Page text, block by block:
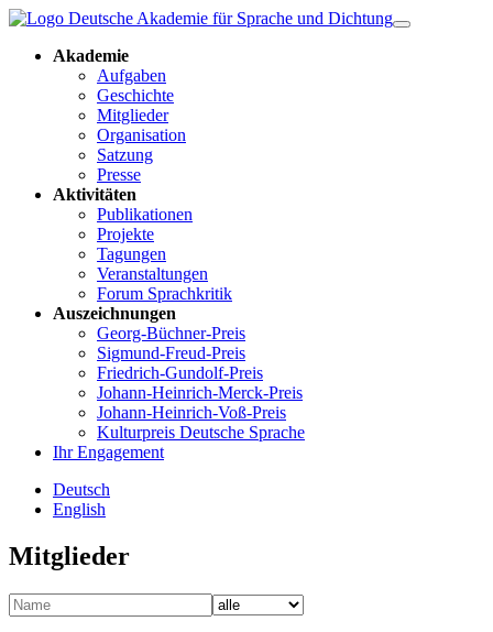
Akademie
Aufgaben
Geschichte
Mitglieder
Organisation
Satzung
Presse
Aktivitäten
Publikationen
Projekte
Tagungen
Veranstaltungen
Forum Sprachkritik
Auszeichnungen
Georg-Büchner-Preis
Sigmund-Freud-Preis
Friedrich-Gundolf-Preis
Johann-Heinrich-Merck-Preis
Johann-Heinrich-Voß-Preis
Kulturpreis Deutsche Sprache
Ihr Engagement
Deutsch
English
Mitglieder